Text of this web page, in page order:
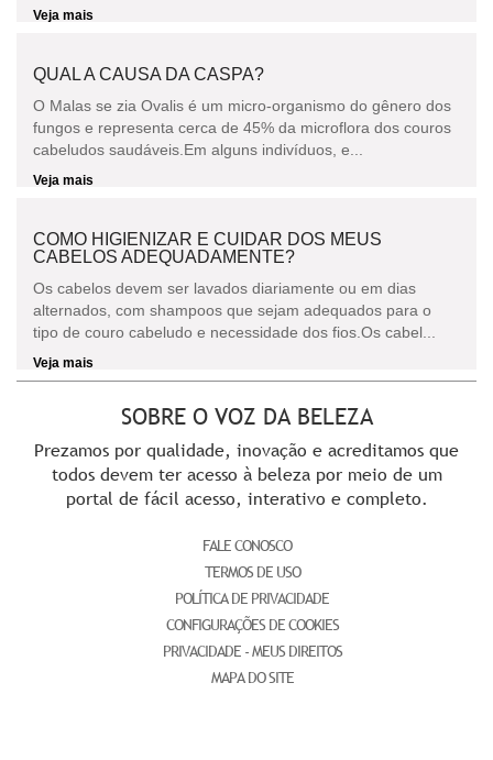
Veja mais
QUAL A CAUSA DA CASPA?
O Malas se zia Ovalis é um micro-organismo do gênero dos
fungos e representa cerca de 45% da microflora dos couros
cabeludos saudáveis.Em alguns indivíduos, e...
Veja mais
COMO HIGIENIZAR E CUIDAR DOS MEUS
CABELOS ADEQUADAMENTE?
Os cabelos devem ser lavados diariamente ou em dias
alternados, com shampoos que sejam adequados para o
tipo de couro cabeludo e necessidade dos fios.Os cabel...
Veja mais
SOBRE O VOZ DA BELEZA
Prezamos por qualidade, inovação e acreditamos que
todos devem ter acesso à beleza por meio de um
portal de fácil acesso, interativo e completo.
FALE CONOSCO
TERMOS DE USO
POLÍTICA DE PRIVACIDADE
CONFIGURAÇÕES DE COOKIES
PRIVACIDADE - MEUS DIREITOS
MAPA DO SITE